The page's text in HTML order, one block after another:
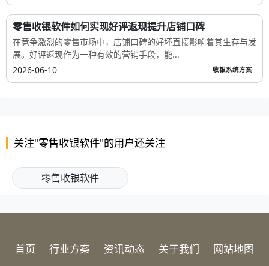
零售收银软件如何实现好评返现提升店铺口碑
在竞争激烈的零售市场中，店铺口碑的好坏直接影响着其生存与发
展。好评返现作为一种有效的营销手段，能...
2026-06-10
收银系统方案
关注"零售收银软件"的用户还关注
零售收银软件
首页 行业方案 资讯动态 关于我们 网站地图